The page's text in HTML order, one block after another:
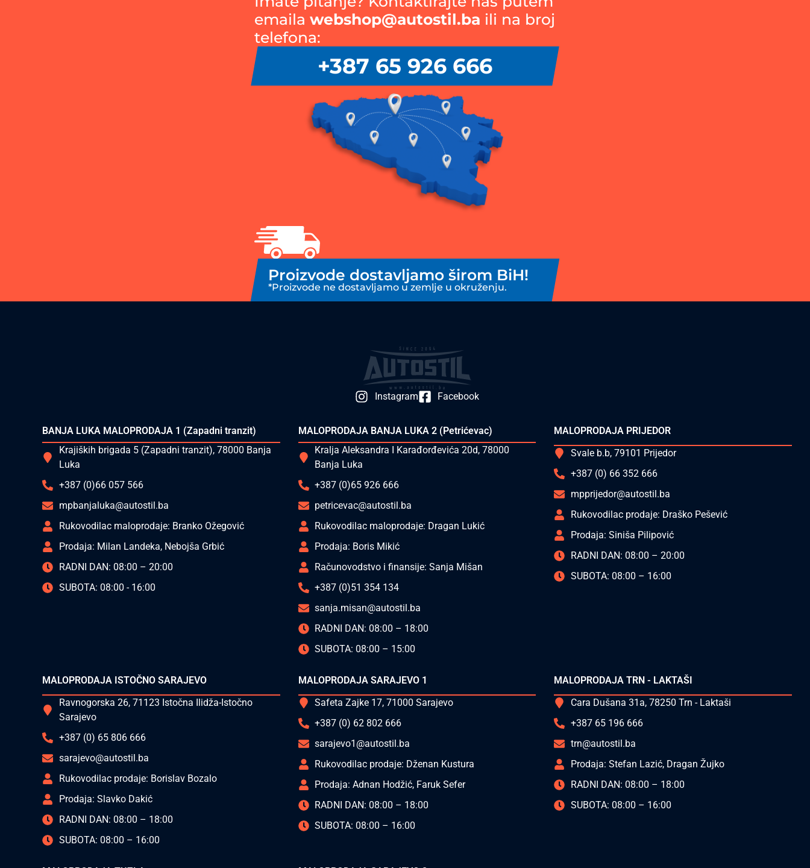
emaila webshop@autostil.ba ili na broj
telefona:
+387 65 926 666
Proizvode dostavljamo širom BiH!
*Proizvode ne dostavljamo u zemlje u okruženju.
Instagram Facebook
BANJA LUKA MALOPRODAJA 1 (Zapadni tranzit)
Krajiških brigada 5 (Zapadni tranzit), 78000 Banja
Luka
+387 (0)66 057 566
mpbanjaluka@autostil.ba
Rukovodilac maloprodaje: Branko Ožegović
Prodaja: Milan Landeka, Nebojša Grbić
RADNI DAN: 08:00 – 20:00
SUBOTA: 08:00 - 16:00
MALOPRODAJA BANJA LUKA 2 (Petrićevac)
Kralja Aleksandra I Karađorđevića 20d, 78000
Banja Luka
+387 (0)65 926 666
petricevac@autostil.ba
Rukovodilac maloprodaje: Dragan Lukić
Prodaja: Boris Mikić
Računovodstvo i finansije: Sanja Mišan
+387 (0)51 354 134
sanja.misan@autostil.ba
RADNI DAN: 08:00 – 18:00
SUBOTA: 08:00 – 15:00
MALOPRODAJA PRIJEDOR
Svale b.b, 79101 Prijedor
+387 (0) 66 352 666
mpprijedor@autostil.ba
Rukovodilac prodaje: Draško Pešević
Prodaja: Siniša Pilipović
RADNI DAN: 08:00 – 20:00
SUBOTA: 08:00 – 16:00
MALOPRODAJA ISTOČNO SARAJEVO
Ravnogorska 26, 71123 Istočna Ilidža-Istočno
Sarajevo
+387 (0) 65 806 666
sarajevo@autostil.ba
Rukovodilac prodaje: Borislav Bozalo
Prodaja: Slavko Dakić
RADNI DAN: 08:00 – 18:00
SUBOTA: 08:00 – 16:00
MALOPRODAJA SARAJEVO 1
Safeta Zajke 17, 71000 Sarajevo
+387 (0) 62 802 666
sarajevo1@autostil.ba
Rukovodilac prodaje: Dženan Kustura
Prodaja: Adnan Hodžić, Faruk Sefer
RADNI DAN: 08:00 – 18:00
SUBOTA: 08:00 – 16:00
MALOPRODAJA TRN - LAKTAŠI
Cara Dušana 31a, 78250 Trn - Laktaši
+387 65 196 666
trn@autostil.ba
Prodaja: Stefan Lazić, Dragan Žujko
RADNI DAN: 08:00 – 18:00
SUBOTA: 08:00 – 16:00